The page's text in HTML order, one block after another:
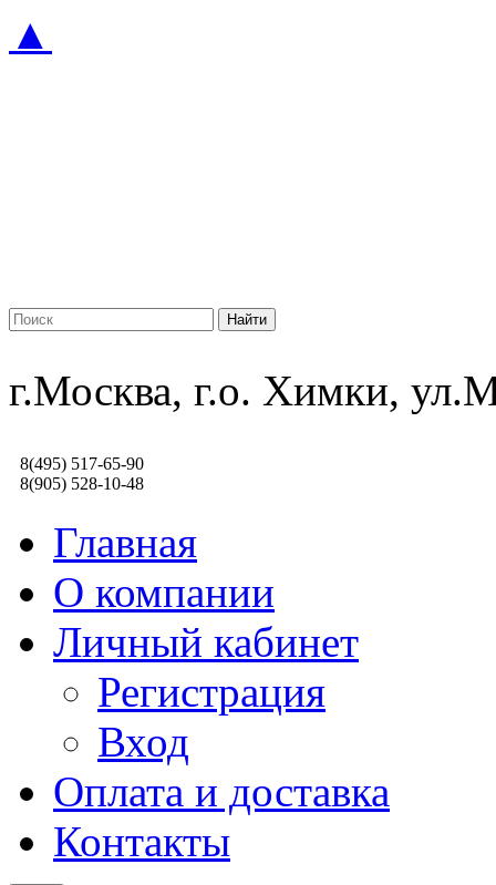
▲
г.Москва, г.о. Химки,
8(495) 517-65-90
8(905) 528-10-48
Главная
О компании
Личный кабинет
Регистрация
Вход
Оплата и доставка
Контакты